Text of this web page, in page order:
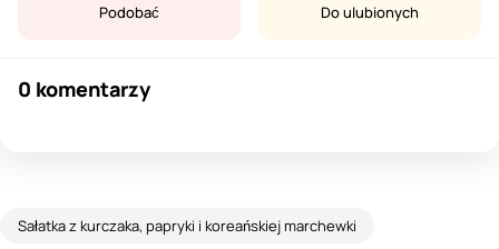
Podobać Do ulubionych
0 komentarzy
Sałatka z kurczaka, papryki i koreańskiej marchewki